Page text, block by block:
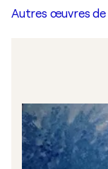
Autres œuvres de